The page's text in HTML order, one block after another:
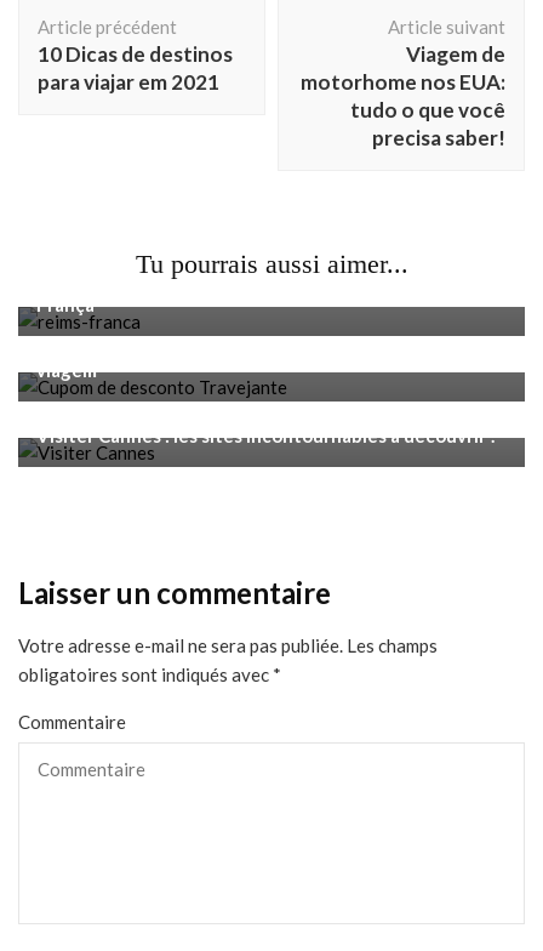
d'article
Article précédent
10 Dicas de destinos
para viajar em 2021
Article suivant
Viagem de
motorhome nos EUA:
tudo o que você
precisa saber!
Tu pourrais aussi aimer...
Reims: roteiro de um dia na cidade do champagne, na
França
Voyage
viagem
Visiter Cannes : les sites incontournables à découvrir !
Laisser un commentaire
Votre adresse e-mail ne sera pas publiée. Les champs
obligatoires sont indiqués avec *
Commentaire